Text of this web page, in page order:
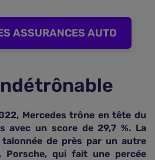
ASSURANCES AUTO
Mercedes trône en tête du
avec un score de 29,7 %. La
de près par un autre
Porsche, qui fait une percée